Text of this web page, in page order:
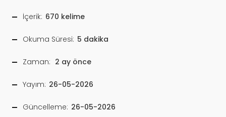
İçerik: 670 kelime
Okuma Süresi: 5 dakika
Zaman: 2 ay önce
Yayım: 26-05-2026
Güncelleme: 26-05-2026